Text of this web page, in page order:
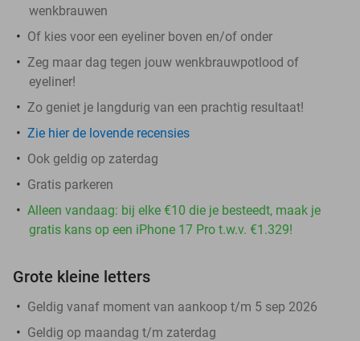
wenkbrauwen
Of kies voor een eyeliner boven en/of onder
Zeg maar dag tegen jouw wenkbrauwpotlood of
eyeliner!
Zo geniet je langdurig van een prachtig resultaat!
Zie hier de lovende recensies
Ook geldig op zaterdag
Gratis parkeren
Alleen vandaag: bij elke €10 die je besteedt, maak je
gratis kans op een iPhone 17 Pro t.w.v. €1.329!
Grote kleine letters
Geldig vanaf moment van aankoop t/m 5 sep 2026
Geldig op maandag t/m zaterdag